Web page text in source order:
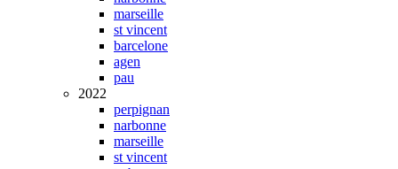
marseille
st vincent
barcelone
agen
pau
2022
perpignan
narbonne
marseille
st vincent